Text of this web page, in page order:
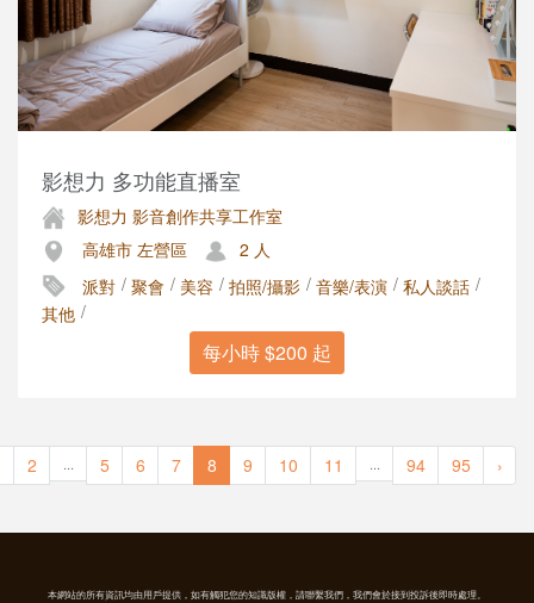
影想力 多功能直播室
影想力 影音創作共享工作室
高雄市 左營區
2 人
派對 / 聚會 / 美容 / 拍照/攝影 / 音樂/表演 / 私人談話 /
其他 /
每小時 $200 起
2 ... 5 6 7 8 9 10 11 ... 94 95 ›
本網站的所有資訊均由用戶提供，如有觸犯您的知識版權，請聯繫我們，我們會於接到投訴後即時處理。